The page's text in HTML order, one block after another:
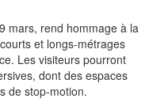
mars, rend hommage à la
et longs-métrages
Les visiteurs pourront
dont des espaces
de stop-motion.